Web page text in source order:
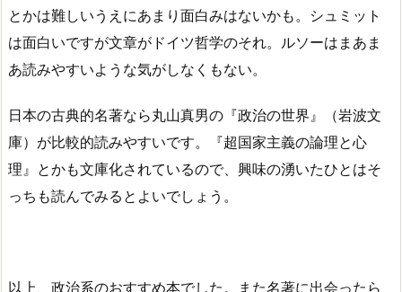
とかは難しいうえにあまり面白みはないかも。シュミット
は面白いですが文章がドイツ哲学のそれ。ルソーはまあま
あ読みやすいような気がしなくもない。
日本の古典的名著なら丸山真男の『政治の世界』（岩波文
庫）が比較的読みやすいです。『超国家主義の論理と心
理』とかも文庫化されているので、興味の湧いたひとはそ
っちも読んでみるとよいでしょう。
以上、政治系のおすすめ本でした。また名著に出会ったら